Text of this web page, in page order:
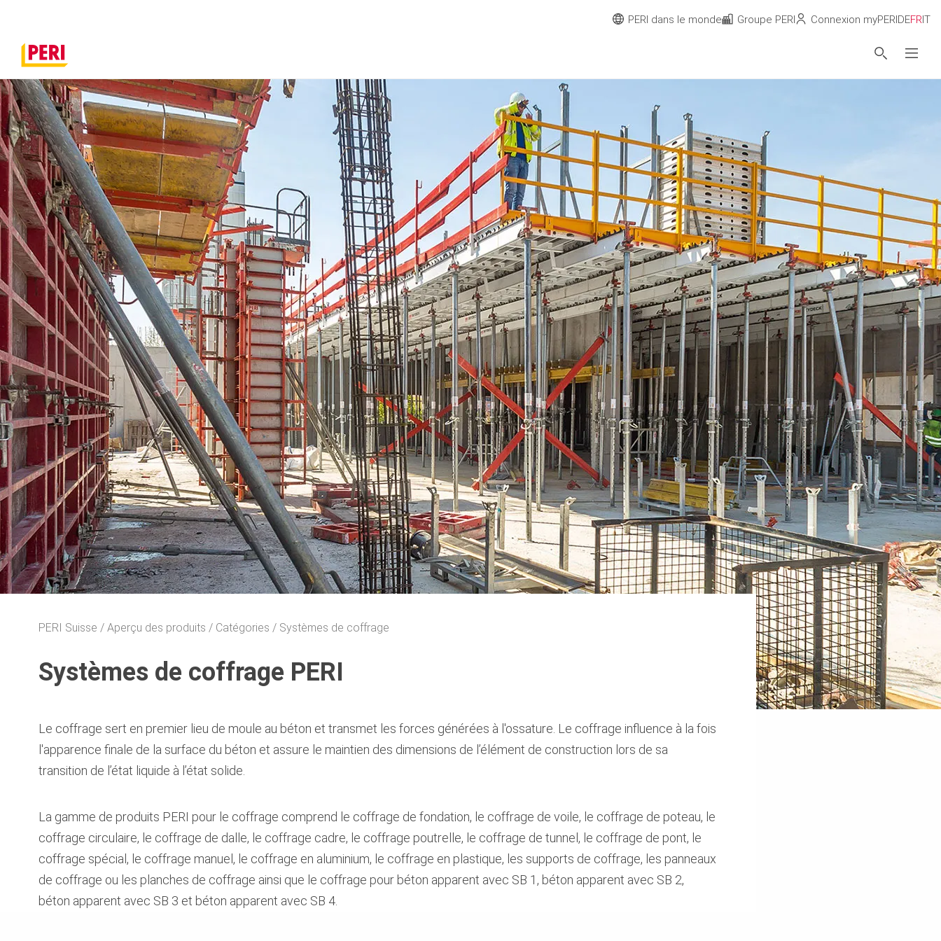
PERI Suisse Aperçu des produits Catégories Systèmes de coffrage
Systèmes de coffrage PERI
Le coffrage sert en premier lieu de moule au béton et transmet les forces générées à l'ossature. Le coffrage influence à la fois
l'apparence finale de la surface du béton et assure le maintien des dimensions de l’élément de construction lors de sa
transition de l’état liquide à l’état solide.
La gamme de produits PERI pour le coffrage comprend le coffrage de fondation, le coffrage de voile, le coffrage de poteau, le
coffrage circulaire, le coffrage de dalle, le coffrage cadre, le coffrage poutrelle, le coffrage de tunnel, le coffrage de pont, le
coffrage spécial, le coffrage manuel, le coffrage en aluminium, le coffrage en plastique, les supports de coffrage, les panneaux
de coffrage ou les planches de coffrage ainsi que le coffrage pour béton apparent avec SB 1, béton apparent avec SB 2,
béton apparent avec SB 3 et béton apparent avec SB 4.
PERI dans le monde Groupe PERI Connexion myPERIDEFRIT